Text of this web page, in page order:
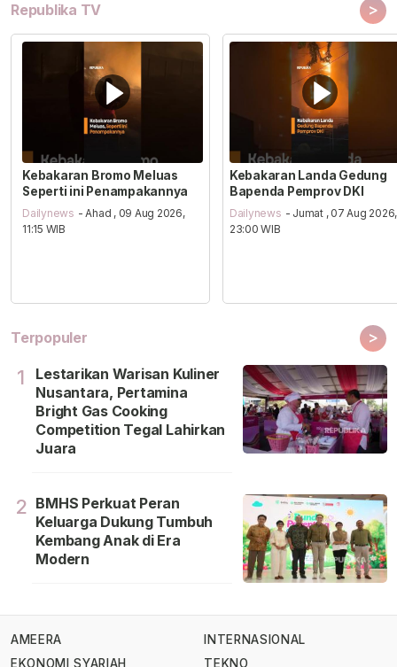
Republika TV >
Kebakaran Bromo Meluas
Seperti ini Penampakannya
Dailynews - Ahad , 09 Aug 2026,
11:15 WIB
Kebakaran Landa Gedung
Bapenda Pemprov DKI
Dailynews - Jumat , 07 Aug 2026,
23:00 WIB
Terpopuler >
1
Lestarikan Warisan Kuliner
Nusantara, Pertamina
Bright Gas Cooking
Competition Tegal Lahirkan
Juara
2 BMHS Perkuat Peran
Keluarga Dukung Tumbuh
Kembang Anak di Era
Modern
AMEERA
EKONOMI SYARIAH
INTERNASIONAL
TEKNO